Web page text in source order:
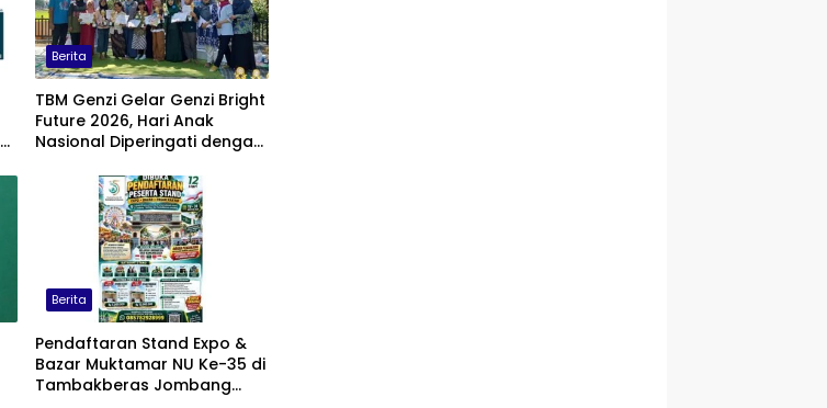
Berita
TBM Genzi Gelar Genzi Bright
Future 2026, Hari Anak
Nasional Diperingati dengan
Dolanan
Berita
Pendaftaran Stand Expo &
Bazar Muktamar NU Ke-35 di
Tambakberas Jombang